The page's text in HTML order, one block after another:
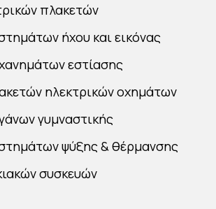
πλακετών
ήχου και εικόνας
εστίασης
ηλεκτρικών οχημάτων
γυμναστικής
ψύξης & θέρμανσης
συσκευών